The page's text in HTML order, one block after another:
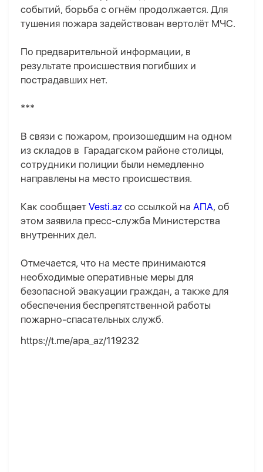
событий, борьба с огнём продолжается. Для
тушения пожара задействован вертолёт МЧС.
По предварительной информации, в
результате происшествия погибших и
пострадавших нет.
***
В связи с пожаром, произошедшим на одном
из складов в Гарадагском районе столицы,
сотрудники полиции были немедленно
направлены на место происшествия.
Как сообщает Vesti.az со ссылкой на АПА, об
этом заявила пресс-служба Министерства
внутренних дел.
Отмечается, что на месте принимаются
необходимые оперативные меры для
безопасной эвакуации граждан, а также для
обеспечения беспрепятственной работы
пожарно-спасательных служб.
https://t.me/apa_az/119232